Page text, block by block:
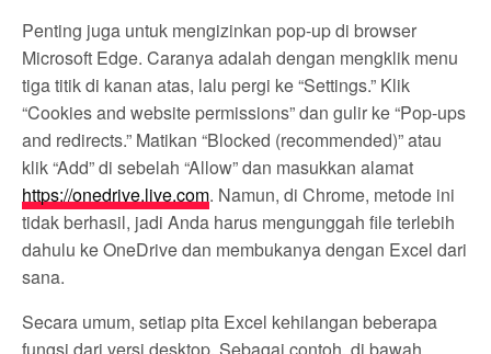
Penting juga untuk mengizinkan pop-up di browser
Microsoft Edge. Caranya adalah dengan mengklik menu
tiga titik di kanan atas, lalu pergi ke “Settings.” Klik
“Cookies and website permissions” dan gulir ke “Pop-ups
and redirects.” Matikan “Blocked (recommended)” atau
klik “Add” di sebelah “Allow” dan masukkan alamat
https://onedrive.live.com. Namun, di Chrome, metode ini
tidak berhasil, jadi Anda harus mengunggah file terlebih
dahulu ke OneDrive dan membukanya dengan Excel dari
sana.
Secara umum, setiap pita Excel kehilangan beberapa